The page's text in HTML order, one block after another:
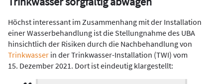
Höchst interessant im Zusammenhang mit der Installation
einer Wasserbehandlung ist die Stellungnahme des UBA
hinsichtlich der Risiken durch die Nachbehandlung von
Trinkwasser in der Trinkwasser-Installation (TWI) vom
15. Dezember 2021. Dort ist eindeutig klargestellt: